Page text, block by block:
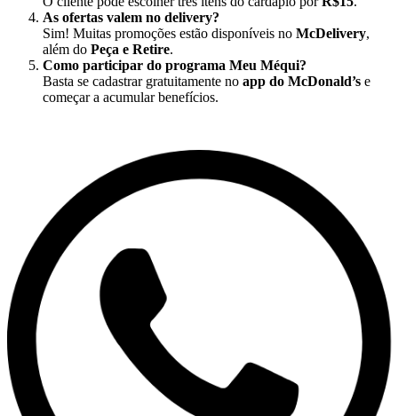
As ofertas valem no delivery?
Sim! Muitas promoções estão disponíveis no McDelivery,
além do Peça e Retire.
Como participar do programa Meu Méqui?
Basta se cadastrar gratuitamente no app do McDonald’s e
começar a acumular benefícios.